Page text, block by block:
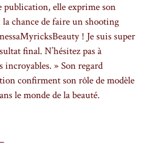
publication, elle exprime son
la chance de faire un shooting
! Je suis super
final. N’hésitez pas à
» Son regard
confirment son rôle de modèle
le monde de la beauté.